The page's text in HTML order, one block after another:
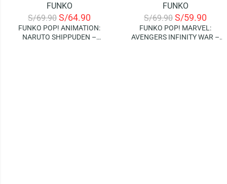
FUNKO
S/69.90 S/64.90
FUNKO POP! ANIMATION:
NARUTO SHIPPUDEN –
FUNKO
S/69.90 S/59.90
FUNKO POP! MARVEL:
AVENGERS INFINITY WAR –